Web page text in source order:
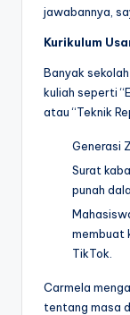
jawabannya,
Kurikulum
Banyak
kuliah seperti
atau “Teknik
Generasi
Surat
punah
membuat
TikTok.
Carmela
tentang masa